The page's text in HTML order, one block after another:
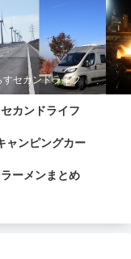
セカンドライフ
セカンドライフ
ャンピングカー
ラーメンまとめ